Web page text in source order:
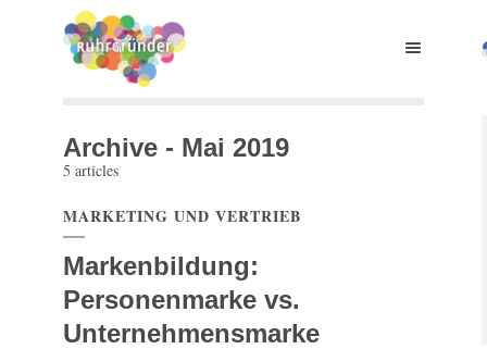
Archive - Mai 2019
5 articles
MARKETING UND VERTRIEB
Markenbildung:
Personenmarke vs.
Unternehmensmarke